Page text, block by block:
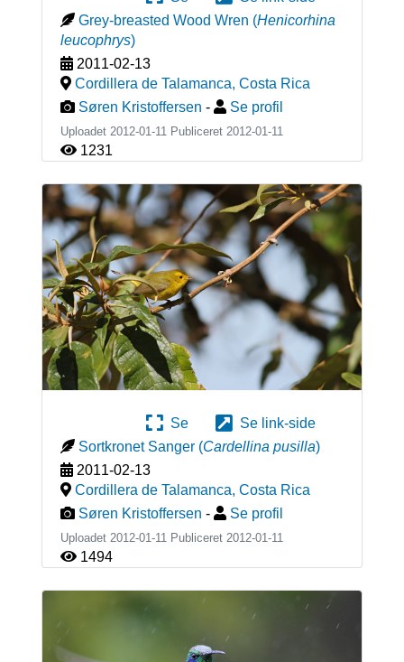
Grey-breasted Wood Wren (Henicorhina
leucophrys)
2011-02-13
Cordillera de Talamanca, Costa Rica
Søren Kristoffersen - Se profil
Uploadet 2012-01-11 Publiceret 2012-01-11
1231
Se
Se link-side
Sortkronet Sanger (Cardellina pusilla)
2011-02-13
Cordillera de Talamanca, Costa Rica
Søren Kristoffersen - Se profil
Uploadet 2012-01-11 Publiceret 2012-01-11
1494